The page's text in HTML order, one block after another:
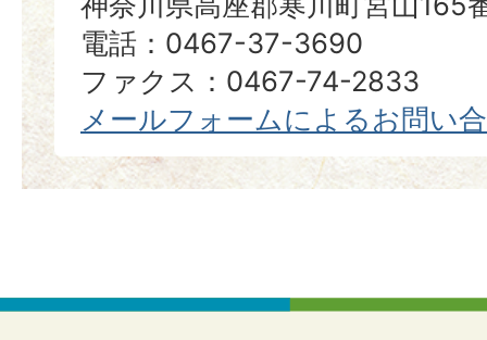
電話：0467-37-3690
ファクス：0467-74-2833
メールフォームによるお問い